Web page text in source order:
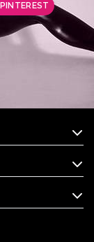
PINTEREST